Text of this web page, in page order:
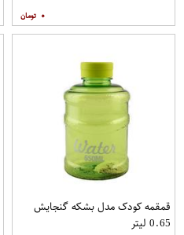
۰
قمقمه کودک مدل بشکه گنجایش
0.65 لیتر